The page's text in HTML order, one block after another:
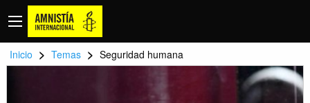
Inicio > Temas > Seguridad humana